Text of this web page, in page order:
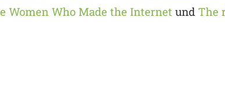
Women Who Made the Internet und The